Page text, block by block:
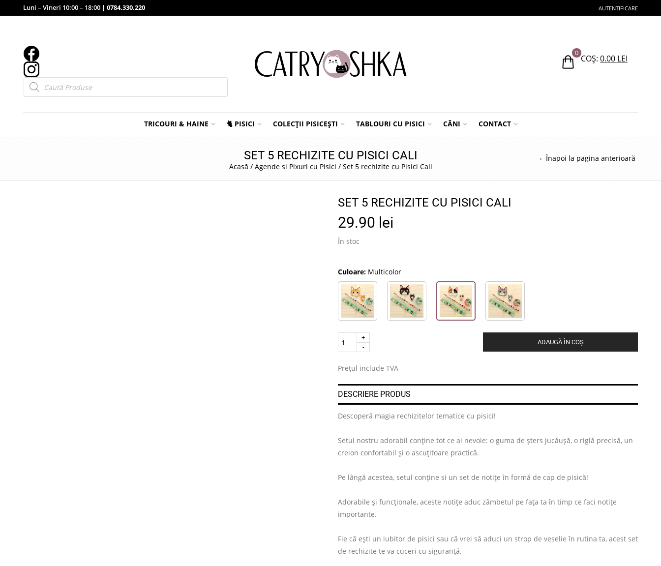
Luni – Vineri 10:00 – 18:00 | 0784.330.220 AUTENTIFICARE
Products
search
0
COȘ: 0.00 LEI
TRICOURI & HAINE 🐈 PISICI COLECȚII PISICEȘTI TABLOURI CU PISICI CĂNI CONTACT
SET 5 RECHIZITE CU PISICI CALI
Acasă / Agende si Pixuri cu Pisici / Set 5 rechizite cu Pisici Cali
Înapoi la pagina anterioară
SET 5 RECHIZITE CU PISICI CALI
29.90 lei
În stoc
Culoare: Multicolor
Quantity
ADAUGĂ ÎN COȘ
Prețul include TVA
DESCRIERE PRODUS
Descoperă magia rechizitelor tematice cu pisici!
Setul nostru adorabil conține tot ce ai nevoie: o guma de șters jucăușă, o riglă precisă, un
creion confortabil și o ascuțitoare practică.
Pe lângă acestea, setul conține si un set de notițe în formă de cap de pisică!
Adorabile și funcționale, aceste notițe aduc zâmbetul pe fața ta în timp ce faci notițe
importante.
Fie că ești un iubitor de pisici sau că vrei să aduci un strop de veselie în rutina ta, acest set
de rechizite te va cuceri cu siguranță.